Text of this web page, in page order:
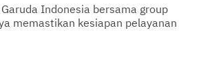
Indonesia bersama group
memastikan kesiapan pelayanan